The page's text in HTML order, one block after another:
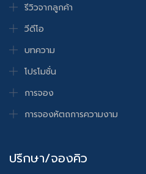
รีวิวจากลูกค้า
วีดีโอ
บทความ
โปรโมชั่น
การจอง
การจองหัตถการความงาม
ปรึกษา/จองคิว